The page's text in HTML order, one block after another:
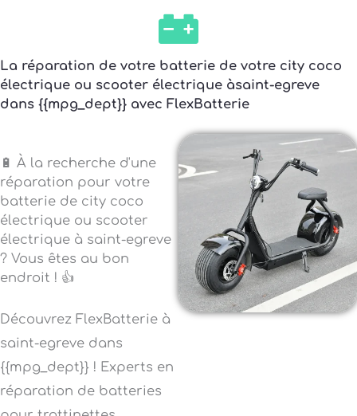
La réparation de votre batterie de votre city coco
électrique ou scooter électrique àsaint-egreve
dans {{mpg_dept}} avec FlexBatterie
🔋 À la recherche d'une
réparation pour votre
batterie de city coco
électrique ou scooter
électrique à saint-egreve
? Vous êtes au bon
endroit ! 👍
Découvrez FlexBatterie à
saint-egreve dans
{{mpg_dept}} ! Experts en
réparation de batteries